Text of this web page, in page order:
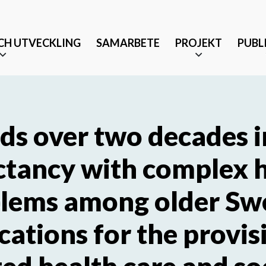
UTVECKLING SAMARBETE PROJEKT
och partnerskap
Äldrevänlig stad
Tryggt mottagande efter
Musikbaserade
over two decades
with complex
among older
for the